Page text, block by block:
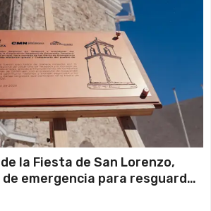
la Fiesta de San Lorenzo,
emergencia para resguardar